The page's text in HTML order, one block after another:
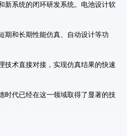
新系统的闭环研发系统。电池设计软
期和长期性能仿真、自动设计等功
技术直接对接，实现仿真结果的快速
时代已经在这一领域取得了显著的技